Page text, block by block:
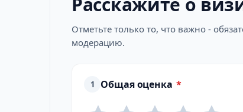
Отметьте только то, что важно -
модерацию.
1 Общая оценка *